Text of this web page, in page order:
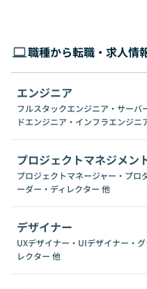
職種から転職・求人情
エンジニア
フルスタックエンジニア・サーバ
ドエンジニア・インフラエンジニ
プロジェクトマネジメン
プロジェクトマネージャー・プロ
ーダー・ディレクター 他
デザイナー
UXデザイナー・UIデザイナー・
レクター 他